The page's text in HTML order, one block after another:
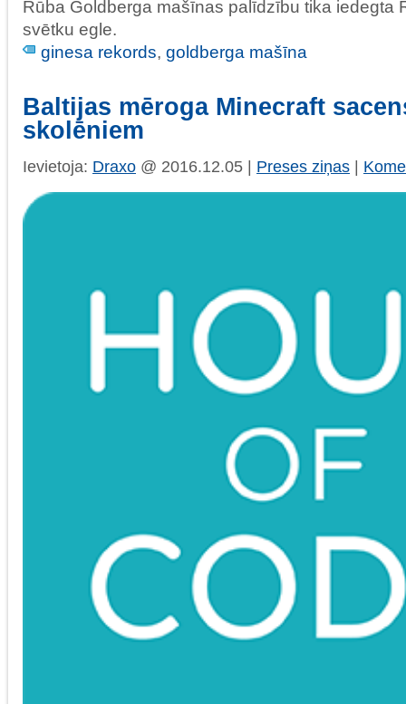
Rūba Goldberga mašīnas palīdzību tika iedegta
svētku egle.
ginesa rekords, goldberga mašīna
Baltijas mēroga Minecraft
skolēniem
Ievietoja: Draxo @ 2016.12.05 | Preses ziņas |